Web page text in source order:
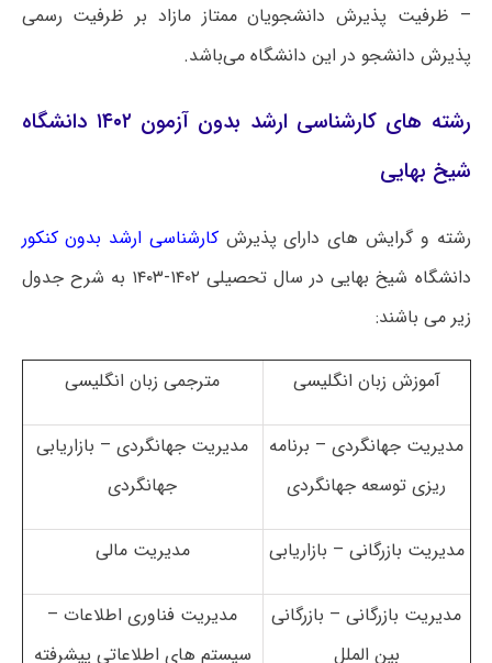
– ظرفیت پذیرش دانشجویان ممتاز مازاد بر ظرفیت رسمی
پذیرش دانشجو در این دانشگاه می‌باشد.
رشته های کارشناسی ارشد بدون آزمون ۱۴۰۲ دانشگاه
شیخ بهایی
رشته و گرایش های دارای پذیرشکارشناسی ارشد بدون کنکور
دانشگاه شیخ بهایی در سال تحصیلی ۱۴۰۲-۱۴۰۳ به شرح جدول
زیر می باشند:
آموزش زبان انگلیسی مترجمی زبان انگلیسی
مدیریت جهانگردی – برنامه
ریزی توسعه جهانگردی
مدیریت جهانگردی – بازاریابی
جهانگردی
مدیریت بازرگانی – بازاریابی مدیریت مالی
مدیریت بازرگانی – بازرگانی
بین الملل
مدیریت فناوری اطلاعات –
سیستم های اطلاعاتی پیشرفته